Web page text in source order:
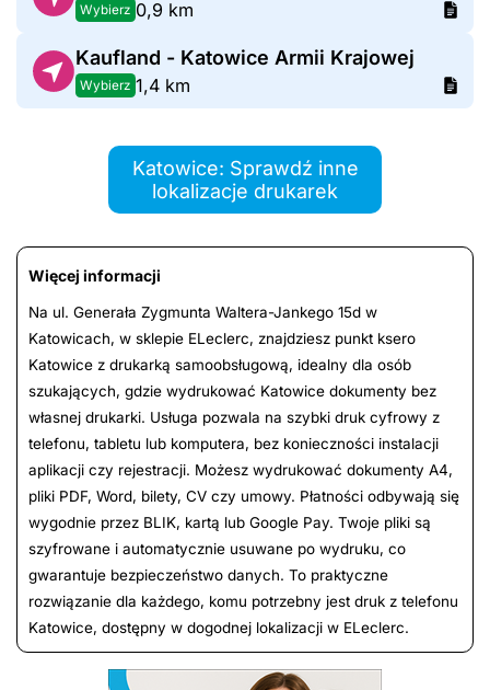
Wybierz 0,9 km
Kaufland - Katowice Armii Krajowej
Wybierz 1,4 km
Katowice: Sprawdź inne
lokalizacje drukarek
Więcej informacji
Na ul. Generała Zygmunta Waltera-Jankego 15d w
Katowicach, w sklepie ELeclerc, znajdziesz punkt ksero
Katowice z drukarką samoobsługową, idealny dla osób
szukających, gdzie wydrukować Katowice dokumenty bez
własnej drukarki. Usługa pozwala na szybki druk cyfrowy z
telefonu, tabletu lub komputera, bez konieczności instalacji
aplikacji czy rejestracji. Możesz wydrukować dokumenty A4,
pliki PDF, Word, bilety, CV czy umowy. Płatności odbywają się
wygodnie przez BLIK, kartą lub Google Pay. Twoje pliki są
szyfrowane i automatycznie usuwane po wydruku, co
gwarantuje bezpieczeństwo danych. To praktyczne
rozwiązanie dla każdego, komu potrzebny jest druk z telefonu
Katowice, dostępny w dogodnej lokalizacji w ELeclerc.